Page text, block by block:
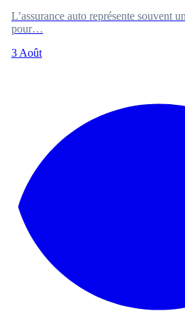
L’assurance auto représente souvent
pour…
3 Août